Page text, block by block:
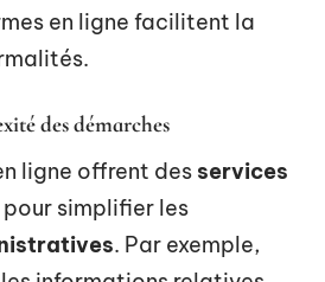
en ligne facilitent la
des démarches
ligne offrent des services
pour simplifier les
. Par exemple,